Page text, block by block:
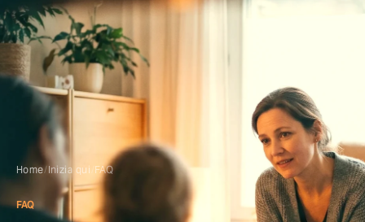
Inizia qui
Chi aiutiamo
Il Metodo ORCA
Home/Inizia qui FAQ
FAQ